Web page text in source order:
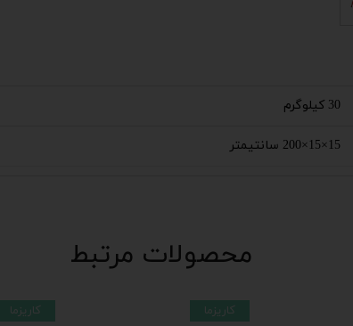
30 کیلوگرم
15×15×200 سانتیمتر
کاریزما
کاریزما
محصولات مرتبط